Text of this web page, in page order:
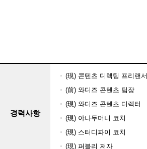
경력사항
(現) 콘텐츠 디렉팅 프리랜서
(前) 와디즈 콘텐츠 팀장
(現) 와디즈 콘텐츠 디렉터
(現) 야나두머니 코치
(現) 스터디파이 코치
(現) 퍼블리 저자